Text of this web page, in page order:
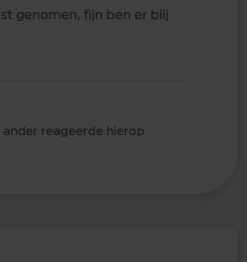
genomen, fijn ben er blij
ander reageerde hierop